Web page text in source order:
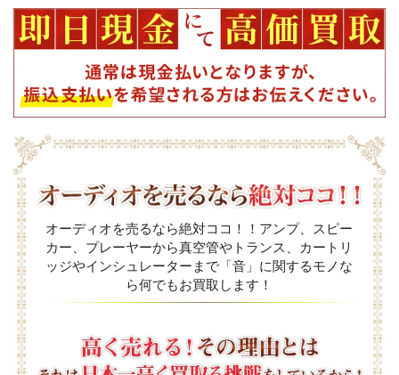
オーディオを売るなら絶対ココ！！アンプ、スピー
カー、プレーヤーから真空管やトランス、カートリ
ッジやインシュレーターまで「音」に関するモノな
ら何でもお買取します！